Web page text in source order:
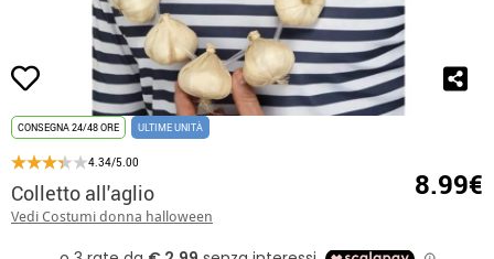
CONSEGNA 24/48 ORE ULTIME UNITÀ
4.34/5.00
Colletto all'aglio
Vedi Costumi donna halloween
8.99€